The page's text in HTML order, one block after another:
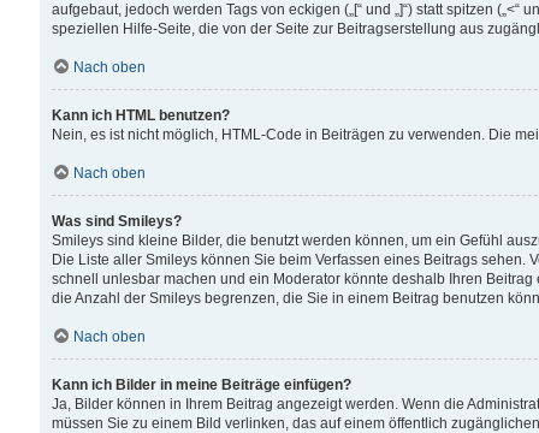
aufgebaut, jedoch werden Tags von eckigen („[“ und „]“) statt spitzen
speziellen Hilfe-Seite, die von der Seite zur Beitragserstellung aus
Nach oben
Kann ich HTML benutzen?
Nein, es ist nicht möglich, HTML-Code in Beiträgen zu verwenden. Die
Nach oben
Was sind Smileys?
Smileys sind kleine Bilder, die benutzt werden können, um ein Gefühl
Die Liste aller Smileys können Sie beim Verfassen eines Beitrags
schnell unlesbar machen und ein Moderator könnte deshalb Ihren
die Anzahl der Smileys begrenzen, die Sie in einem Beitrag benutzen
Nach oben
Kann ich Bilder in meine Beiträge einfügen?
Ja, Bilder können in Ihrem Beitrag angezeigt werden. Wenn die
müssen Sie zu einem Bild verlinken, das auf einem öffentlich